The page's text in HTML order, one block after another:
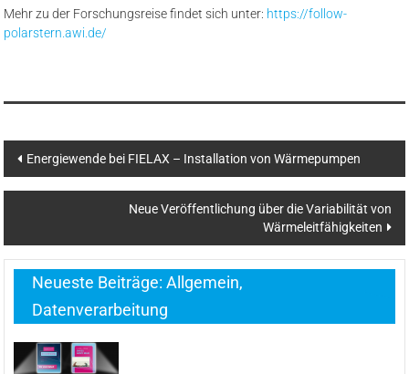
Mehr zu der Forschungsreise findet sich unter: https://follow-
polarstern.awi.de/
Beitragsnavigation
Energiewende bei FIELAX – Installation von Wärmepumpen
Neue Veröffentlichung über die Variabilität von
Wärmeleitfähigkeiten
Neueste Beiträge: Allgemein,
Datenverarbeitung